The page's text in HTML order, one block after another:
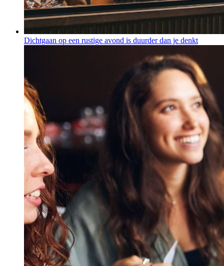
Dichtgaan op een rustige avond is duurder dan je denkt